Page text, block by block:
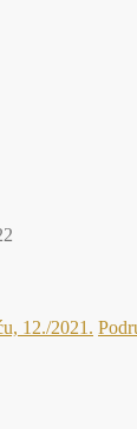
12./2021.